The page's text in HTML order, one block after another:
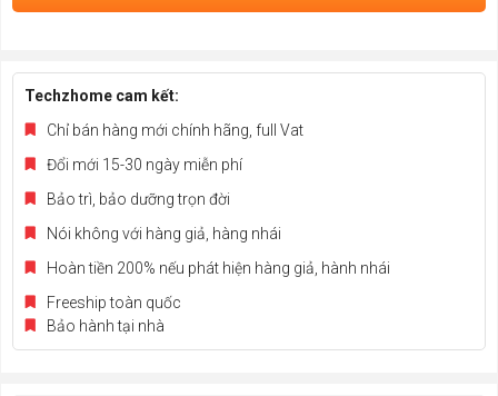
Techzhome cam kết:
Chỉ bán hàng mới chính hãng, full Vat
Đổi mới 15-30 ngày miễn phí
Bảo trì, bảo dưỡng trọn đời
Nói không với hàng giả, hàng nhái
Hoàn tiền 200% nếu phát hiện hàng giả, hành nhái
Freeship toàn quốc
Bảo hành tại nhà